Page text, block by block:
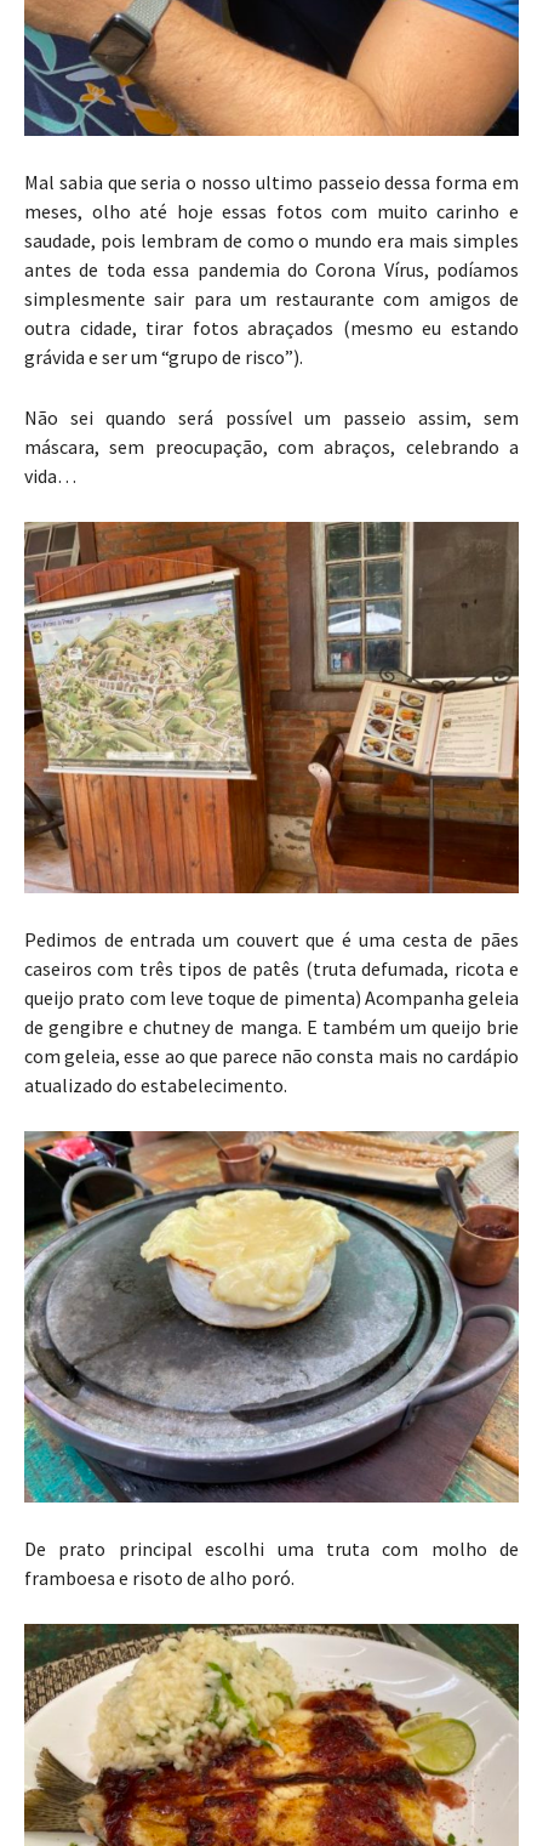
Mal sabia que seria o nosso ultimo passeio dessa forma em
meses, olho até hoje essas fotos com muito carinho e
saudade, pois lembram de como o mundo era mais simples
antes de toda essa pandemia do Corona Vírus, podíamos
simplesmente sair para um restaurante com amigos de
outra cidade, tirar fotos abraçados (mesmo eu estando
grávida e ser um “grupo de risco”).
Não sei quando será possível um passeio assim, sem
máscara, sem preocupação, com abraços, celebrando a
vida…
Pedimos de entrada um couvert que é uma cesta de pães
caseiros com três tipos de patês (truta defumada, ricota e
queijo prato com leve toque de pimenta) Acompanha geleia
de gengibre e chutney de manga. E também um queijo brie
com geleia, esse ao que parece não consta mais no cardápio
atualizado do estabelecimento.
De prato principal escolhi uma truta com molho de
framboesa e risoto de alho poró.